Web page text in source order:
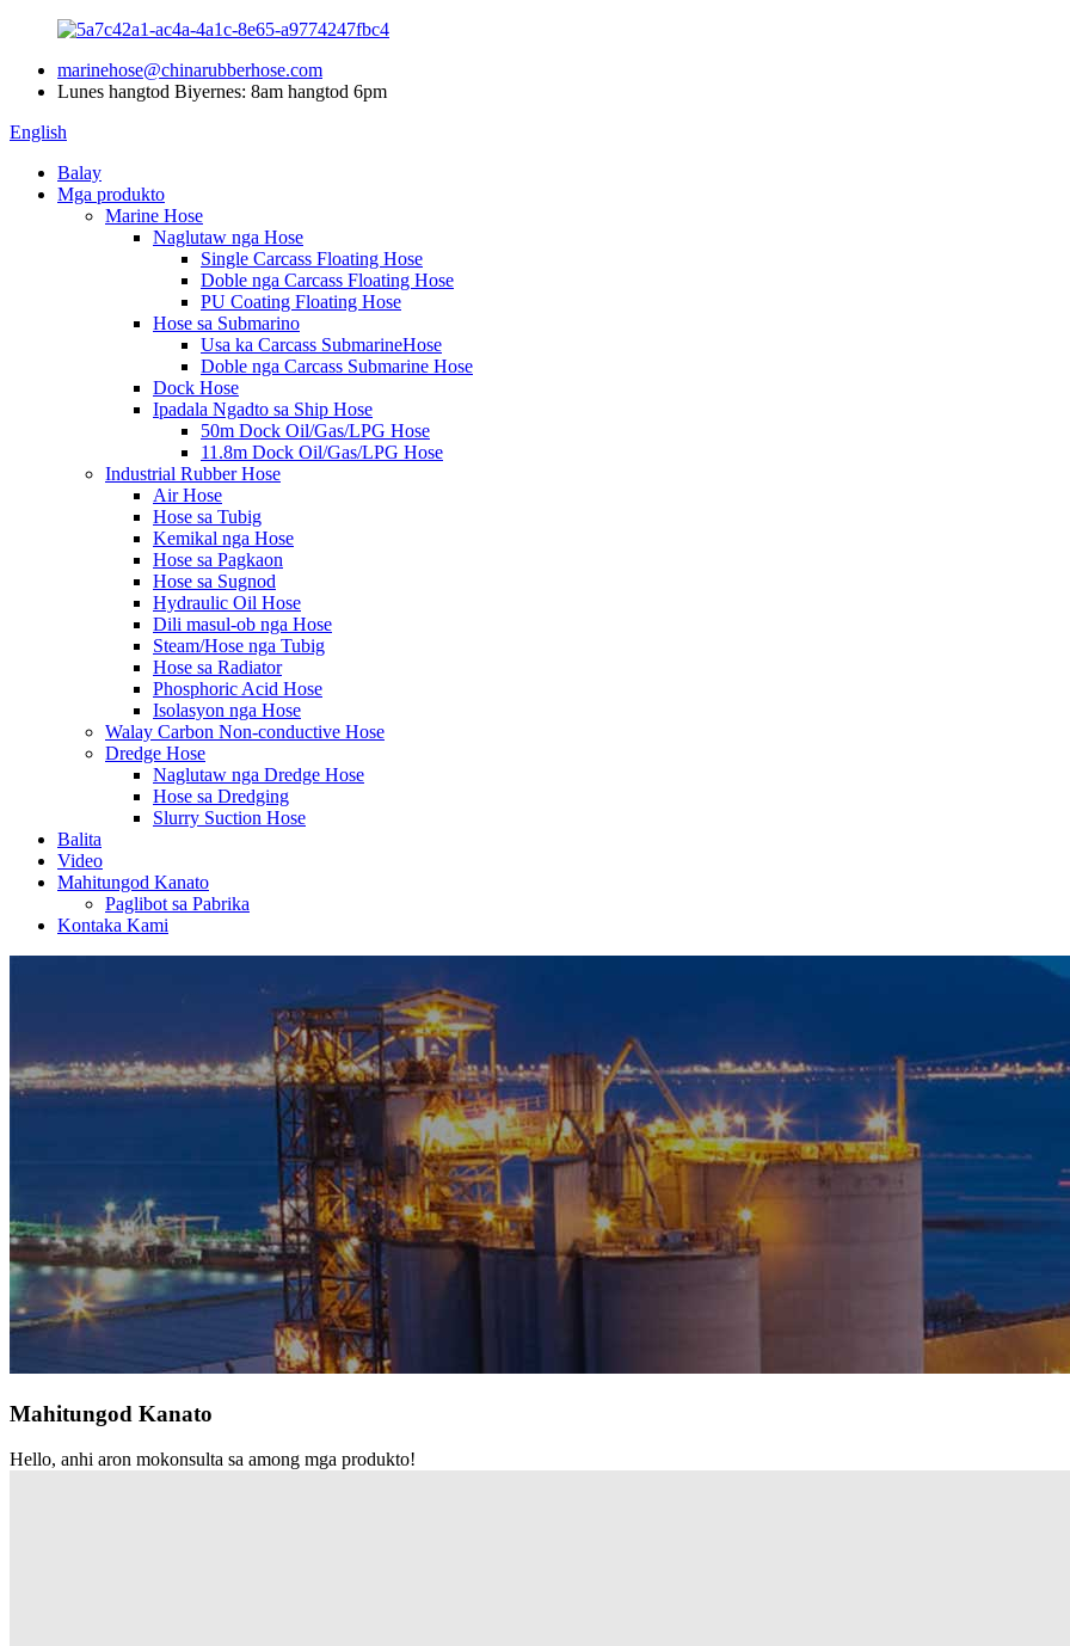
marinehose@chinarubberhose.com
Lunes hangtod Biyernes: 8am hangtod 6pm
English
Balay
Mga produkto
Marine Hose
Naglutaw nga Hose
Single Carcass Floating Hose
Doble nga Carcass Floating Hose
PU Coating Floating Hose
Hose sa Submarino
Usa ka Carcass SubmarineHose
Doble nga Carcass Submarine Hose
Dock Hose
Ipadala Ngadto sa Ship Hose
50m Dock Oil/Gas/LPG Hose
11.8m Dock Oil/Gas/LPG Hose
Industrial Rubber Hose
Air Hose
Hose sa Tubig
Kemikal nga Hose
Hose sa Pagkaon
Hose sa Sugnod
Hydraulic Oil Hose
Dili masul-ob nga Hose
Steam/Hose nga Tubig
Hose sa Radiator
Phosphoric Acid Hose
Isolasyon nga Hose
Walay Carbon Non-conductive Hose
Dredge Hose
Naglutaw nga Dredge Hose
Hose sa Dredging
Slurry Suction Hose
Balita
Video
Mahitungod Kanato
Paglibot sa Pabrika
Kontaka Kami
Mahitungod Kanato
Hello, anhi aron mokonsulta sa among mga produkto!